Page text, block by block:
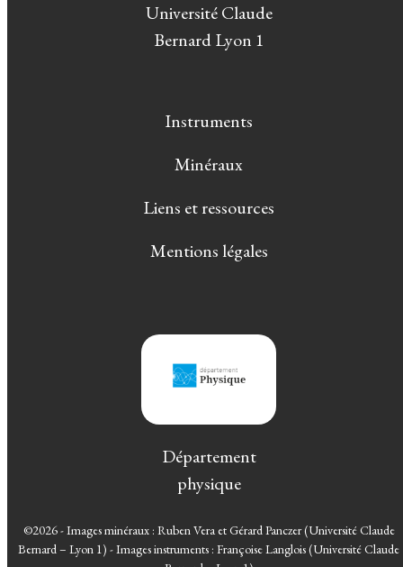
Université Claude
Bernard Lyon 1
Instruments
Minéraux
Liens et ressources
Mentions légales
Département
physique
©2026 - Images minéraux : Ruben Vera et Gérard Panczer (Université Claude
Bernard – Lyon 1) - Images instruments : Françoise Langlois (Université Claude